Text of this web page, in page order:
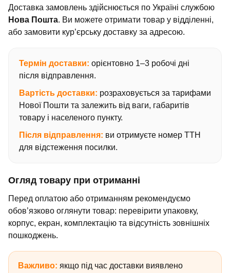
Доставка замовлень здійснюється по Україні службою
Нова Пошта. Ви можете отримати товар у відділенні,
або замовити кур’єрську доставку за адресою.
Термін доставки: орієнтовно 1–3 робочі дні
після відправлення.
Вартість доставки: розраховується за тарифами
Нової Пошти та залежить від ваги, габаритів
товару і населеного пункту.
Після відправлення: ви отримуєте номер ТТН
для відстеження посилки.
Огляд товару при отриманні
Перед оплатою або отриманням рекомендуємо
обов’язково оглянути товар: перевірити упаковку,
корпус, екран, комплектацію та відсутність зовнішніх
пошкоджень.
Важливо: якщо під час доставки виявлено